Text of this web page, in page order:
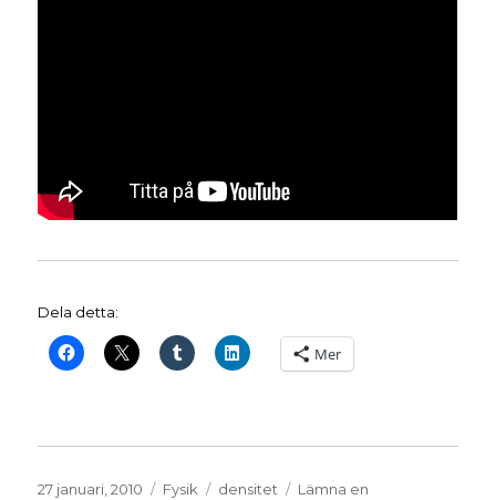
Dela detta:
Mer
Publicerat
27 januari, 2010 Kategorier
Fysik Etiketter
densitet
Lämna en